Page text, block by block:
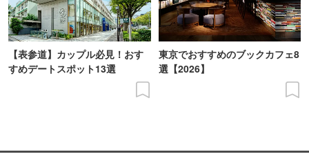
【表参道】カップル必見！おす
すめデートスポット13選
東京でおすすめのブックカフェ8
選【2026】